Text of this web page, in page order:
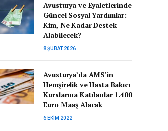
Avusturya ve Eyaletlerinde
Güncel Sosyal Yardımlar:
Kim, Ne Kadar Destek
Alabilecek?
8 ŞUBAT 2026
Avusturya’da AMS’in
Hemşirelik ve Hasta Bakıcı
Kurslarına Katılanlar 1.400
Euro Maaş Alacak
6 EKIM 2022